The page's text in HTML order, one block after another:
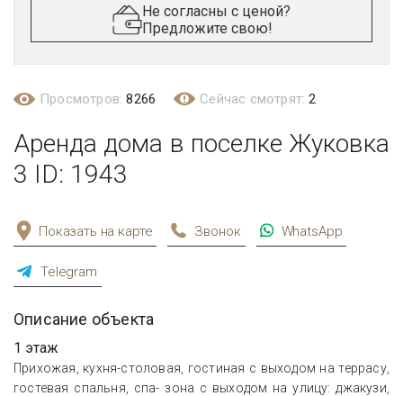
Не согласны с ценой?
Предложите свою!
Просмотров:8266 Сейчас смотрят:2
Аренда дома в поселке Жуковка
3 ID: 1943
Показать на карте Звонок WhatsApp
Telegram
Описание объекта
1 этаж
Прихожая, кухня-столовая, гостиная с выходом на террасу,
гостевая спальня, спа- зона с выходом на улицу: джакузи,